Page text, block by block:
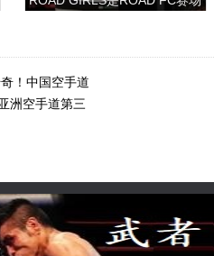
！中国空手道
洲空手道第三